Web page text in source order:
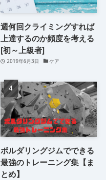
週何回クライミングすれば
上達するのか頻度を考える
[初～上級者]
2019年6月3日 ケア
ボルダリングジムでできる
最強のトレーニング集【ま
とめ】